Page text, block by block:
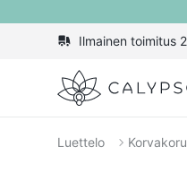
Ilmainen toimitus
Calypso
Luettelo